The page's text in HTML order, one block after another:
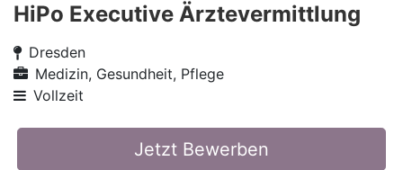
HiPo Executive Ärztevermittlung
Dresden
Medizin, Gesundheit, Pflege
Vollzeit
Jetzt Bewerben